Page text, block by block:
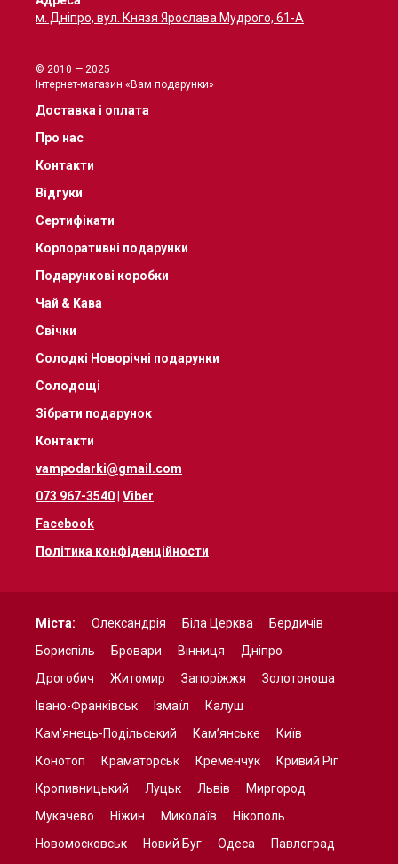
м. Дніпро, вул. Князя Ярослава Мудрого, 61-А
© 2010 — 2025
Інтернет-магазин «Вам подарунки»
Доставка і оплата
Про нас
Контакти
Відгуки
Сертифікати
Корпоративні подарунки
Подарункові коробки
Чай & Кава
Свічки
Солодкі Новорічні подарунки
Солодощі
Зібрати подарунок
Контакти
vampodarki@gmail.com
073 967-3540 Viber
Facebook
Політика конфіденційности
Міста: Олександрія Біла Церква
Бердичів
Бориспіль
Бровари Вінниця
Дніпро
Дрогобич
Житомир Запоріжжя
Золотоноша
Івано-Франківськ
Ізмаїл
Калуш
Кам’янець-Подільський
Кам’янське
Київ
Конотоп
Краматорськ Кременчук
Кривий Ріг
Кропивницький
Луцьк Львів
Миргород
Мукачево
Ніжин Миколаїв
Нікополь
Новомосковськ
Новий Буг Одеса
Павлоград